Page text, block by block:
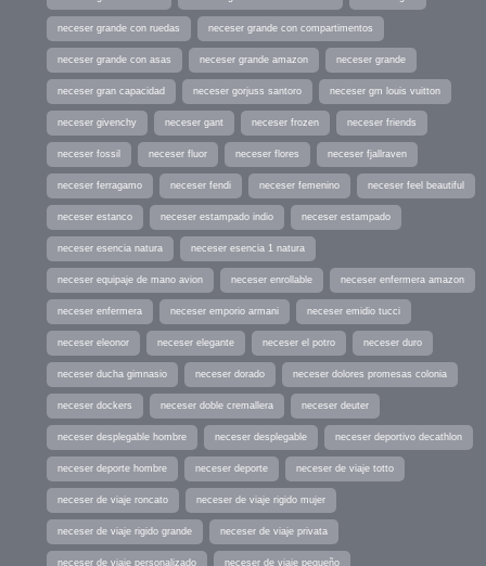
neceser grande con ruedas neceser grande con compartimentos
neceser grande con asas neceser grande amazon neceser grande
neceser gran capacidad neceser gorjuss santoro neceser gm louis vuitton
neceser givenchy neceser gant neceser frozen neceser friends
neceser fossil neceser fluor neceser flores neceser fjallraven
neceser ferragamo neceser fendi neceser femenino neceser feel beautiful
neceser estanco neceser estampado indio neceser estampado
neceser esencia natura neceser esencia 1 natura
neceser equipaje de mano avion neceser enrollable neceser enfermera amazon
neceser enfermera neceser emporio armani neceser emidio tucci
neceser eleonor neceser elegante neceser el potro neceser duro
neceser ducha gimnasio neceser dorado neceser dolores promesas colonia
neceser dockers neceser doble cremallera neceser deuter
neceser desplegable hombre neceser desplegable neceser deportivo decathlon
neceser deporte hombre neceser deporte neceser de viaje totto
neceser de viaje roncato neceser de viaje rigido mujer
neceser de viaje rigido grande neceser de viaje privata
neceser de viaje personalizado neceser de viaje pequeño